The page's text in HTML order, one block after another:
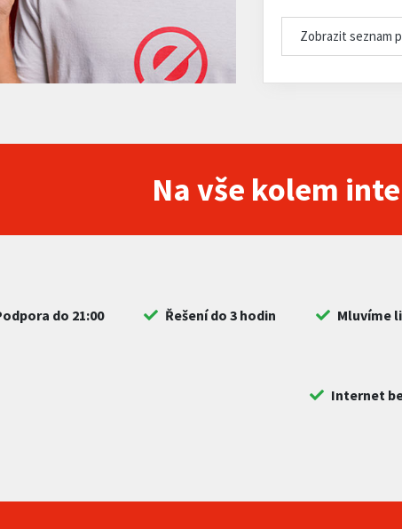
Zobrazit seznam
Na vše kolem
do 21:00 Řešení do 3 hodin Mluvíme
Internet